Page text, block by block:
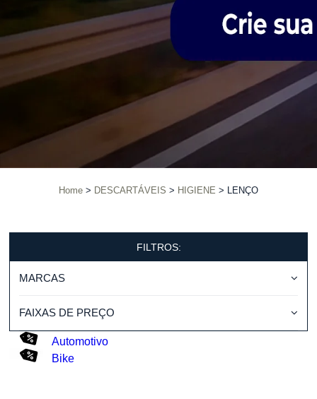
Home DESCARTÁVEIS HIGIENE LENÇO
FILTROS:
MARCAS
FAIXAS DE PREÇO
Automotivo
Bike